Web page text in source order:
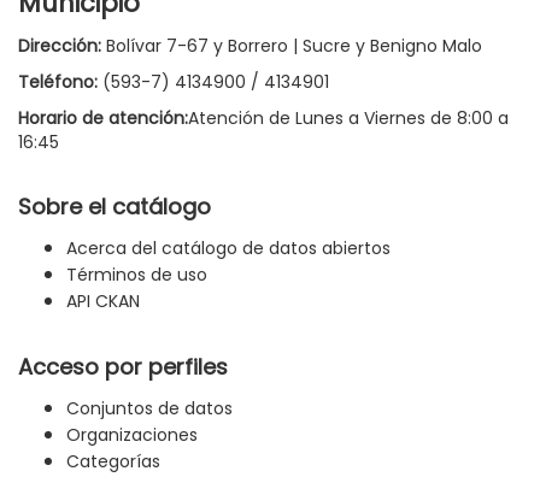
Dirección: Bolívar 7-67 y Borrero | Sucre y Benigno Malo
Teléfono: (593-7) 4134900 / 4134901
Horario de atención:Atención de Lunes a Viernes de 8:00 a
16:45
Sobre el catálogo
Acerca del catálogo de datos abiertos
Términos de uso
API CKAN
Acceso por perfiles
Conjuntos de datos
Organizaciones
Categorías